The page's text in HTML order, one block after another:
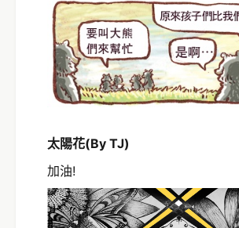
太陽花(By TJ)
加油!